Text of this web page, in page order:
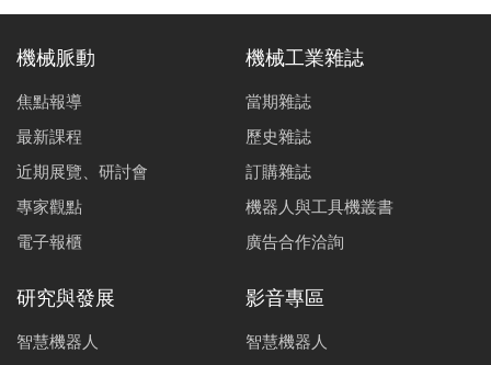
機械脈動
焦點報導
最新課程
近期展覽、研討會
專家觀點
電子報櫃
機械工業雜誌
當期雜誌
歷史雜誌
訂購雜誌
機器人與工具機叢書
廣告合作洽詢
研究與發展
智慧機器人
影音專區
智慧機器人